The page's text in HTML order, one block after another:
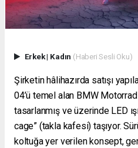
Erkek| Kadın (Haberi Sesli Oku)
Şirketin hâlihazırda satışı
04’ü temel alan BMW
tasarlanmış ve üzerinde LED
cage” (takla kafesi) taşıyor.
koltuğa yer verilen konsept,